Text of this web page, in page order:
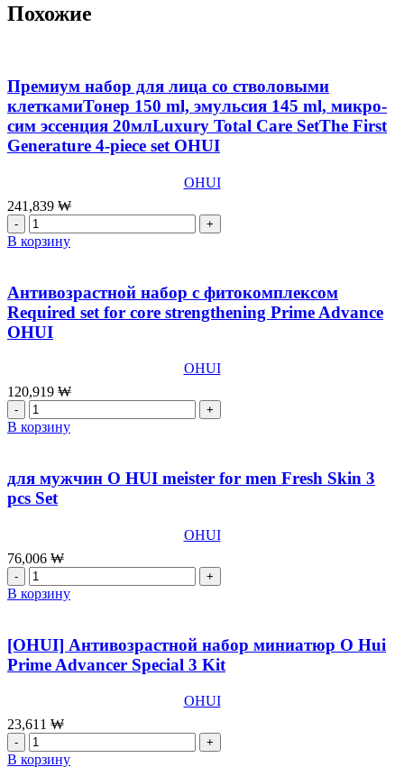
Похожие
Премиум набор для лица со стволовыми
клеткамиТонер 150 ml, эмульсия 145 ml, микро-
сим эссенция 20млLuxury Total Care SetThe First
Generature 4-piece set OHUI
OHUI
241,839 ₩
Количество
товара
Премиум
лица
со
стволовыми
ml,
эмульсия
145
ml,
эссенция
20млLuxury
First
Generature
4-
OHUI
В корзину
Антивозрастной набор с фитокомплексом
Required set for core strengthening Prime Advance
OHUI
OHUI
120,919 ₩
Количество
товара
с
фитокомплексом
Required
core
strengthening
Prime
Advance
В корзину
для мужчин O HUI meister for men Fresh Skin 3
pcs Set
OHUI
76,006 ₩
Количество
товара
для
O
HUI
meister
Fresh
Skin
3
В корзину
[OHUI] Антивозрастной набор миниатюр O Hui
Prime Advancer Special 3 Kit
OHUI
23,611 ₩
Количество
товара
В корзину